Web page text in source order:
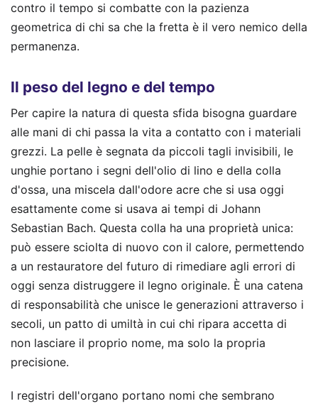
contro il tempo si combatte con la pazienza
geometrica di chi sa che la fretta è il vero nemico della
permanenza.
Il peso del legno e del tempo
Per capire la natura di questa sfida bisogna guardare
alle mani di chi passa la vita a contatto con i materiali
grezzi. La pelle è segnata da piccoli tagli invisibili, le
unghie portano i segni dell'olio di lino e della colla
d'ossa, una miscela dall'odore acre che si usa oggi
esattamente come si usava ai tempi di Johann
Sebastian Bach. Questa colla ha una proprietà unica:
può essere sciolta di nuovo con il calore, permettendo
a un restauratore del futuro di rimediare agli errori di
oggi senza distruggere il legno originale. È una catena
di responsabilità che unisce le generazioni attraverso i
secoli, un patto di umiltà in cui chi ripara accetta di
non lasciare il proprio nome, ma solo la propria
precisione.
I registri dell'organo portano nomi che sembrano